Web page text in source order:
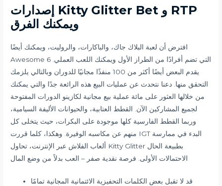
إصدارات Kitty Glitter Bet و RTP
ويمكنك الفرق
افترض أن لعبة البلاك جاك، والباكارات، والروليت، ويمكنك أيضًا
Awesome 6 التي تضم أفرادًا من الطراز الأول ويمكنك اللعب العملي.
يقدم البعض أيضًا أكثر من 100 منفذًا مجانيًا للدوران وبالتالي يلزمك
التحقق منها. دعنا نتحدث عن عمليات البيع هذه الرائعة جدًا والتي يمكنك
من خلالها العثور على مائة عملية بيع مجانية لكازينو الدورات المفتوحة
لجميع المشاركين الآن. القطط العتابية، والحيوانات الأليفة السيامية،
وربما القطط الفارسية كلها موجودة على البكرات، حيث يتخلى كل
منهم عن مكاسبه الوفيرة. وهكذا، كلما قررت IGT البدء في ممارسة
ألعاب الفلاش عبر الإنترنت، تحاول Kitty Glitter بطبيعة الحال
الاحتمالات الأولى. فرصة نقدية صفر – العب بدلاً من وضع المال
قد لا تقبل بعض الكلمات التحفيزية الائتمانية المجانية تمامًا